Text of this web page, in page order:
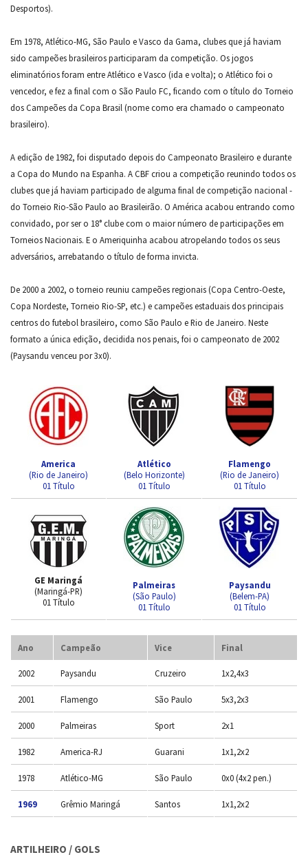
Desportos).
Em 1978, Atlético-MG, São Paulo e Vasco da Gama, clubes que já haviam
sido campeões brasileiros participaram da competição. Os jogos
eliminatórios foram entre Atlético e Vasco (ida e volta); o Atlético foi o
vencedor, e fez a final com o São Paulo FC, ficando com o título do Torneio
dos Campeões da Copa Brasil (nome como era chamado o campeonato
brasileiro).
A edição de 1982, foi disputado depois do Campeonato Brasileiro e durante
a Copa do Mundo na Espanha. A CBF criou a competição reunindo todos os
clubes que já haviam participado de alguma final de competição nacional -
do Torneio Rio-São Paulo ao Brasileirão. O América acabou entrando como
convidado, por ser o 18° clube com o maior número de participações em
Torneios Nacionais. E o Ameriquinha acabou atropelando todos os seus
adversários, arrebatando o título de forma invicta.
De 2000 a 2002, o torneio reuniu campeões regionais (Copa Centro-Oeste,
Copa Nordeste, Torneio Rio-SP, etc.) e campeões estaduais dos principais
centros do futebol brasileiro, como São Paulo e Rio de Janeiro. Neste
formato a única edição, decidida nos penais, foi o campeonato de 2002
(Paysandu venceu por 3x0).
America
(Rio de Janeiro)
01 Título
Atlético
(Belo Horizonte)
01 Título
Flamengo
(Rio de Janeiro)
01 Título
GE Maringá
(Maringá-PR)
01 Título
Palmeiras
(São Paulo)
01 Título
Paysandu
(Belem-PA)
01 Título
Ano Campeão Vice Final
2002 Paysandu Cruzeiro 1x2,4x3
2001 Flamengo São Paulo 5x3,2x3
2000 Palmeiras Sport 2x1
1982 America-RJ Guarani 1x1,2x2
1978 Atlético-MG São Paulo 0x0 (4x2 pen.)
1969 Grêmio Maringá Santos 1x1,2x2
ARTILHEIRO / GOLS